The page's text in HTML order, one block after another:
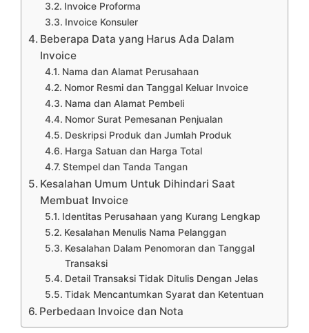
Invoice Proforma
Invoice Konsuler
Beberapa Data yang Harus Ada Dalam
Invoice
Nama dan Alamat Perusahaan
Nomor Resmi dan Tanggal Keluar Invoice
Nama dan Alamat Pembeli
Nomor Surat Pemesanan Penjualan
Deskripsi Produk dan Jumlah Produk
Harga Satuan dan Harga Total
Stempel dan Tanda Tangan
Kesalahan Umum Untuk Dihindari Saat
Membuat Invoice
Identitas Perusahaan yang Kurang Lengkap
Kesalahan Menulis Nama Pelanggan
Kesalahan Dalam Penomoran dan Tanggal
Transaksi
Detail Transaksi Tidak Ditulis Dengan Jelas
Tidak Mencantumkan Syarat dan Ketentuan
Perbedaan Invoice dan Nota